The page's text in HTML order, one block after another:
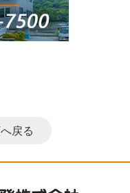
戻る